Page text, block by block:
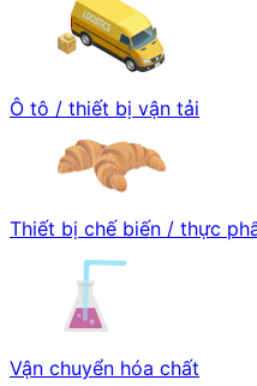
Ô tô / thiết bị vận tải
Thiết bị chế biến / thực
Vận chuyển hóa chất